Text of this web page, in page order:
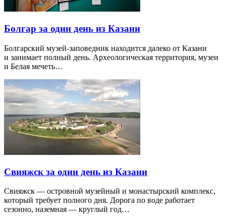
Болгар за один день из Казани
Болгарский музей-заповедник находится далеко от Казани
и занимает полный день. Археологическая территория, музеи
и Белая мечеть…
Свияжск за один день из Казани
Свияжск — островной музейный и монастырский комплекс,
который требует полного дня. Дорога по воде работает
сезонно, наземная — круглый год…